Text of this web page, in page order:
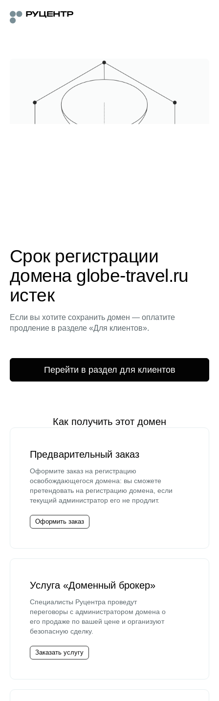
Срок регистрации
домена globe-travel.ru
истек
Если вы хотите сохранить домен — оплатите
продление в разделе «Для клиентов».
Перейти в раздел для клиентов
Как получить этот домен
Предварительный заказ
Оформите заказ на регистрацию
освобождающегося домена: вы сможете
претендовать на регистрацию домена, если
текущий администратор его не продлит.
Оформить заказ
Услуга «Доменный брокер»
Специалисты Руцентра проведут
переговоры с администратором домена о
его продаже по вашей цене и организуют
безопасную сделку.
Заказать услугу